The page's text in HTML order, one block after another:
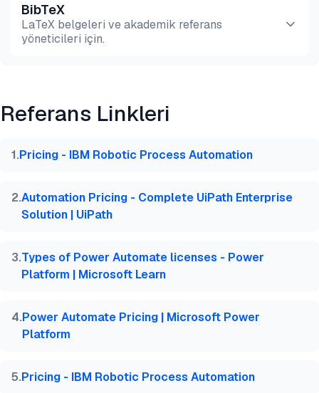
Önizleme HTML
BibTeX
LaTeX belgeleri ve akademik referans
yöneticileri için.
@misc{dilmegani2026,
title  = {{Önde Gelen Satıcıların RPA
howpublished    = {\url{https://aimultiple.com/
note   = {AIMultiple. Erişim tarihi: 8 Temmuz
}
Referans Linkleri
1.Pricing - IBM Robotic Process Automation
2.Automation Pricing - Complete UiPath Enterprise
Solution | UiPath
3.Types of Power Automate licenses - Power
Platform | Microsoft Learn
4.Power Automate Pricing | Microsoft Power
Platform
5.Pricing - IBM Robotic Process Automation